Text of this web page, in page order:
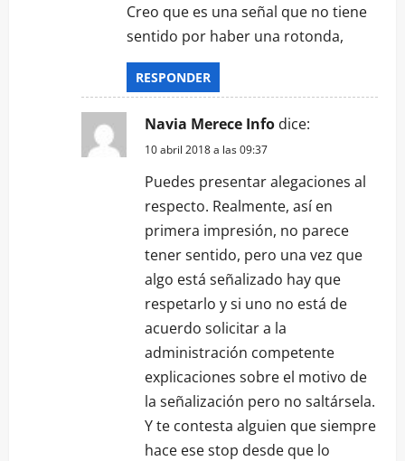
Creo que es una señal que no tiene
sentido por haber una rotonda,
RESPONDER
Navia Merece Info dice:
10 abril 2018 a las 09:37
Puedes presentar alegaciones al
respecto. Realmente, así en
primera impresión, no parece
tener sentido, pero una vez que
algo está señalizado hay que
respetarlo y si uno no está de
acuerdo solicitar a la
administración competente
explicaciones sobre el motivo de
la señalización pero no saltársela.
Y te contesta alguien que siempre
hace ese stop desde que lo